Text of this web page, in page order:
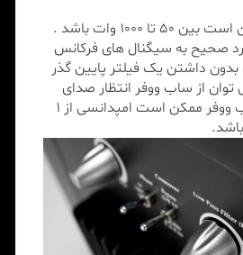
توان ساب ووفر ممکن است بین 50 تا 1000 وات باشد .
صحیح به سیگنال های فرکانس
بدون داشتن یک فیلتر پایین گذر
از ساب ووفر انتظار صدای
مناسبی داشت . ساب ووفر ممکن است امپدانسی از 1